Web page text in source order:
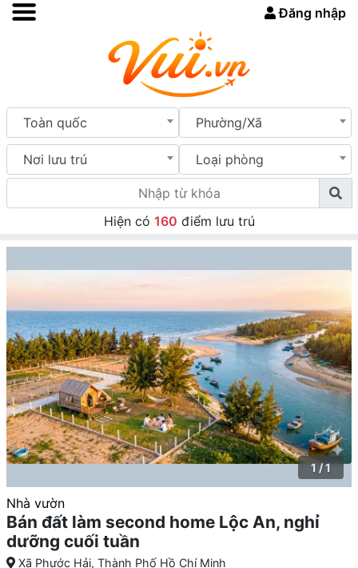
Đăng nhập
Toàn quốc Phường/Xã
Nơi lưu trú Loại phòng
Hiện có 160 điểm lưu trú
1 / 1
Nhà vườn
Bán đất làm second home Lộc An, nghỉ
dưỡng cuối tuần
Xã Phước Hải, Thành Phố Hồ Chí Minh